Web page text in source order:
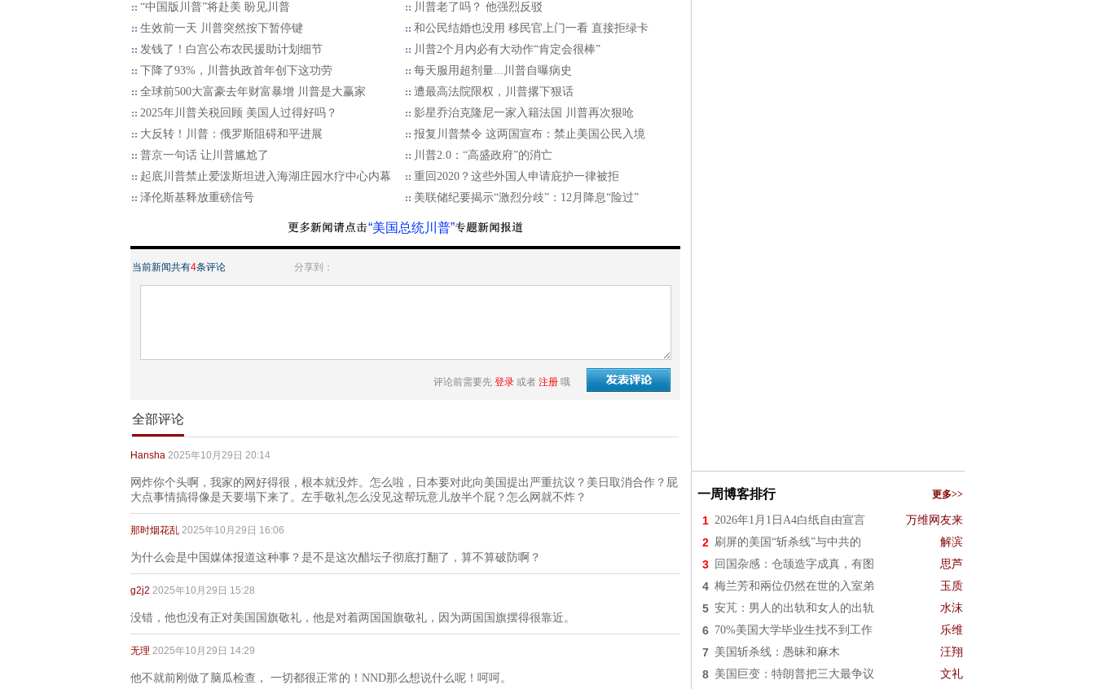
“中国版川普”将赴美 盼见川普
川普老了吗？ 他强烈反驳
生效前一天 川普突然按下暂停键
和公民结婚也没用 移民官上门一看 直接拒绿卡
发钱了！白宫公布农民援助计划细节
川普2个月内必有大动作“肯定会很棒”
下降了93%，川普执政首年创下这功劳
每天服用超剂量...川普自曝病史
全球前500大富豪去年财富暴增 川普是大赢家
遭最高法院限权，川普撂下狠话
2025年川普关税回顾 美国人过得好吗？
影星乔治克隆尼一家入籍法国 川普再次狠呛
大反转！川普：俄罗斯阻碍和平进展
报复川普禁令 这两国宣布：禁止美国公民入境
普京一句话 让川普尴尬了
川普2.0：“高盛政府”的消亡
起底川普禁止爱泼斯坦进入海湖庄园水疗中心内幕
重回2020？这些外国人申请庇护一律被拒
泽伦斯基释放重磅信号
美联储纪要揭示“激烈分歧”：12月降息“险过”
“美国总统川普”
当前新闻共有4条评论 分享到：
评论前需要先 登录 或者 注册 哦
全部评论
Hansha 2025年10月29日 20:14
网炸你个头啊，我家的网好得很，根本就没炸。怎么啦，日本要对此向美国提出严重抗议？美日取消合作？屁
大点事情搞得像是天要塌下来了。左手敬礼怎么没见这帮玩意儿放半个屁？怎么网就不炸？
那时烟花乱 2025年10月29日 16:06
为什么会是中国媒体报道这种事？是不是这次醋坛子彻底打翻了，算不算破防啊？
g2j2 2025年10月29日 15:28
没错，他也没有正对美国国旗敬礼，他是对着两国国旗敬礼，因为两国国旗摆得很靠近。
无理 2025年10月29日 14:29
他不就前刚做了脑瓜检查， 一切都很正常的！NND那么想说什么呢！呵呵。
一周博客排行 更多>>
1 2026年1月1日A4白纸自由宣言 万维网友来
2 刷屏的美国“斩杀线”与中共的 解滨
3 回国杂感：仓颉造字成真，有图 思芦
4 梅兰芳和兩位仍然在世的入室弟 玉质
5 安芃：男人的出轨和女人的出轨 水沫
6 70%美国大学毕业生找不到工作 乐维
7 美国斩杀线：愚昧和麻木 汪翔
8 美国巨变：特朗普把三大最争议 文礼